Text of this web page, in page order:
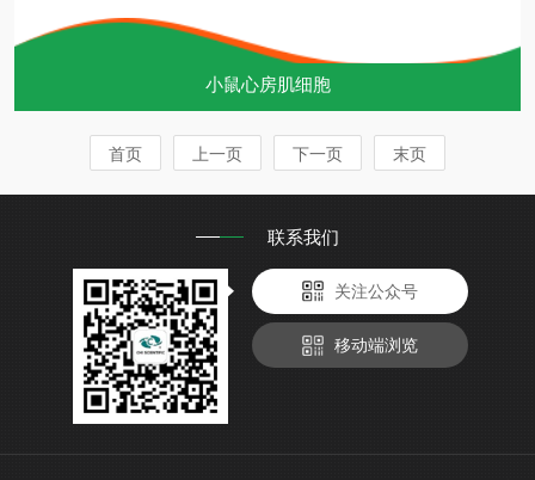
小鼠心房肌细胞
首页 上一页 下一页 末页
联系我们
关注公众号
移动端浏览